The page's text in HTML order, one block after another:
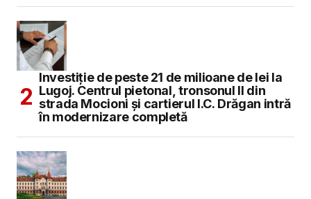
Investiție de peste 21 de milioane de lei la
Lugoj. Centrul pietonal, tronsonul II din
strada Mocioni și cartierul I.C. Drăgan intră
în modernizare completă